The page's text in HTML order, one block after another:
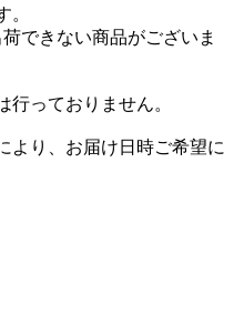
できない商品がございま
っておりません。
より、お届け日時ご希望に